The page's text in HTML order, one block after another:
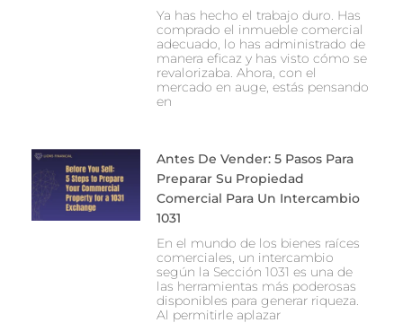
Ya has hecho el trabajo duro. Has
comprado el inmueble comercial
adecuado, lo has administrado de
manera eficaz y has visto cómo se
revalorizaba. Ahora, con el
mercado en auge, estás pensando
en
Antes De Vender: 5 Pasos Para
Preparar Su Propiedad
Comercial Para Un Intercambio
1031
En el mundo de los bienes raíces
comerciales, un intercambio
según la Sección 1031 es una de
las herramientas más poderosas
disponibles para generar riqueza.
Al permitirle aplazar